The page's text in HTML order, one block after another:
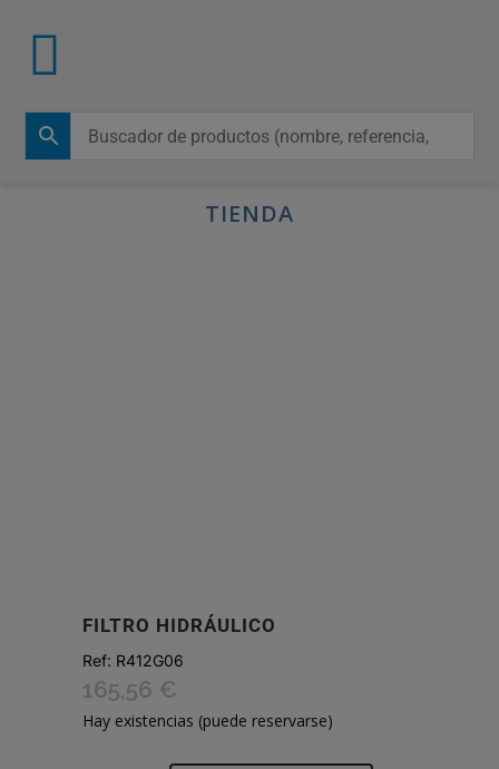
TIENDA
FILTRO HIDRÁULICO
Ref: R412G06
165,56 €
Hay existencias (puede reservarse)